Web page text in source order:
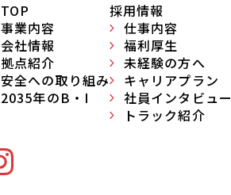
TOP
事業内容
会社情報
拠点紹介
安全への取り組み
2035年のB・I
採用情報
仕事内容
福利厚生
未経験の方へ
キャリアプラン
社員インタビュー
トラック紹介